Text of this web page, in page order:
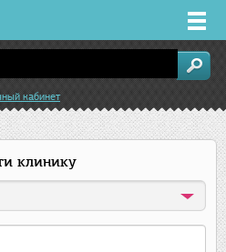
кабинет
клинику